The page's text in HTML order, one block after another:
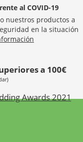
al COVID-19
nuestros productos a
en la situación
a 100€